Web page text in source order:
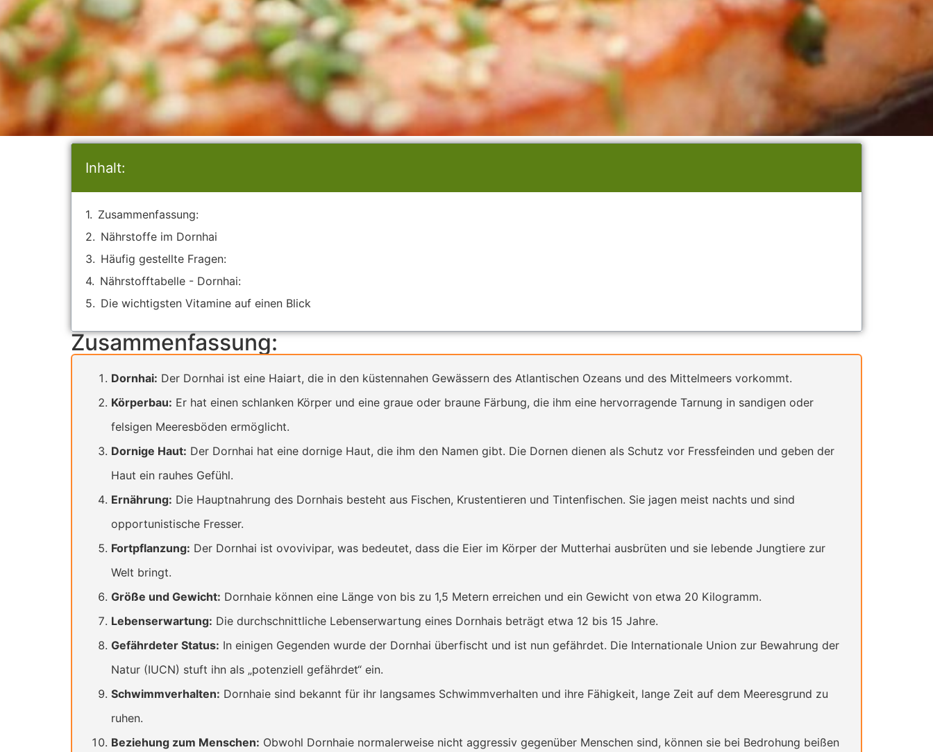
Inhalt:
Zusammenfassung:
Nährstoffe im Dornhai
Häufig gestellte Fragen:
Nährstofftabelle - Dornhai:
Die wichtigsten Vitamine auf einen Blick
Zusammenfassung:
Dornhai: Der Dornhai ist eine Haiart, die in den küstennahen Gewässern des Atlantischen Ozeans und des Mittelmeers vorkommt.
Körperbau: Er hat einen schlanken Körper und eine graue oder braune Färbung, die ihm eine hervorragende Tarnung in sandigen oder
felsigen Meeresböden ermöglicht.
Dornige Haut: Der Dornhai hat eine dornige Haut, die ihm den Namen gibt. Die Dornen dienen als Schutz vor Fressfeinden und geben der
Haut ein rauhes Gefühl.
Ernährung: Die Hauptnahrung des Dornhais besteht aus Fischen, Krustentieren und Tintenfischen. Sie jagen meist nachts und sind
opportunistische Fresser.
Fortpflanzung: Der Dornhai ist ovovivipar, was bedeutet, dass die Eier im Körper der Mutterhai ausbrüten und sie lebende Jungtiere zur
Welt bringt.
Größe und Gewicht: Dornhaie können eine Länge von bis zu 1,5 Metern erreichen und ein Gewicht von etwa 20 Kilogramm.
Lebenserwartung: Die durchschnittliche Lebenserwartung eines Dornhais beträgt etwa 12 bis 15 Jahre.
Gefährdeter Status: In einigen Gegenden wurde der Dornhai überfischt und ist nun gefährdet. Die Internationale Union zur Bewahrung der
Natur (IUCN) stuft ihn als „potenziell gefährdet“ ein.
Schwimmverhalten: Dornhaie sind bekannt für ihr langsames Schwimmverhalten und ihre Fähigkeit, lange Zeit auf dem Meeresgrund zu
ruhen.
Beziehung zum Menschen: Obwohl Dornhaie normalerweise nicht aggressiv gegenüber Menschen sind, können sie bei Bedrohung beißen